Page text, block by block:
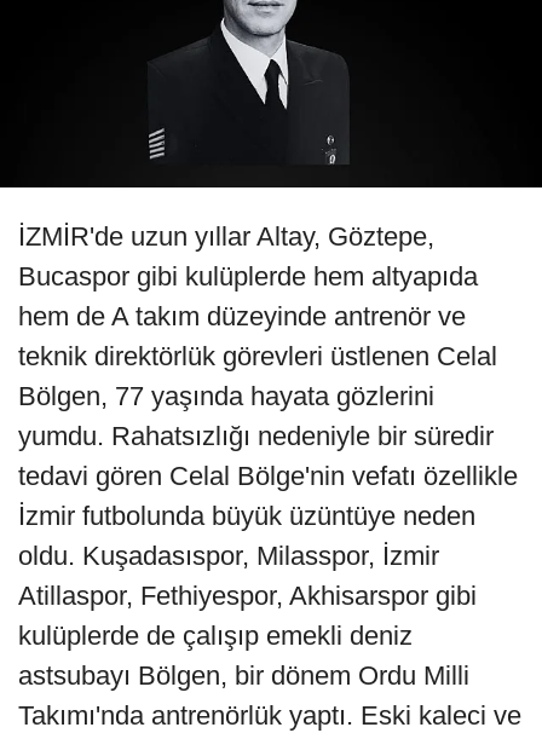
İZMİR'de uzun yıllar Altay, Göztepe,
Bucaspor gibi kulüplerde hem altyapıda
hem de A takım düzeyinde antrenör ve
teknik direktörlük görevleri üstlenen Celal
Bölgen, 77 yaşında hayata gözlerini
yumdu. Rahatsızlığı nedeniyle bir süredir
tedavi gören Celal Bölge'nin vefatı özellikle
İzmir futbolunda büyük üzüntüye neden
oldu. Kuşadasıspor, Milasspor, İzmir
Atillaspor, Fethiyespor, Akhisarspor gibi
kulüplerde de çalışıp emekli deniz
astsubayı Bölgen, bir dönem Ordu Milli
Takımı'nda antrenörlük yaptı. Eski kaleci ve